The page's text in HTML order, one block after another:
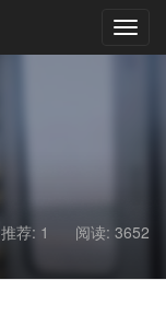
推荐: 1 阅读: 3652